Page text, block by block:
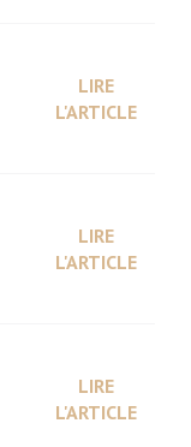
LIRE
L'ARTICLE
LIRE
L'ARTICLE
LIRE
L'ARTICLE